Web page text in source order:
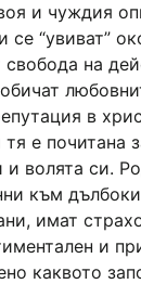
и чуждия
се “увиват”
на
в
е почитана
волята си.
към
имат
и
каквото